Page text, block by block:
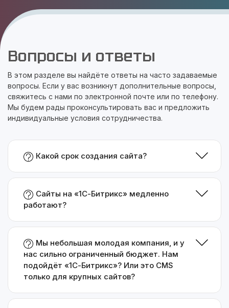
Вопросы и ответы
В этом разделе вы найдёте ответы на часто задаваемые
вопросы. Если у вас возникнут дополнительные вопросы,
свяжитесь с нами по электронной почте или по телефону.
Мы будем рады проконсультировать вас и предложить
индивидуальные условия сотрудничества.
Какой срок создания сайта?
Сайты на «1С-Битрикс» медленно
работают?
Мы небольшая молодая компания, и у
нас сильно ограниченный бюджет. Нам
подойдёт «1С-Битрикс»? Или это CMS
только для крупных сайтов?